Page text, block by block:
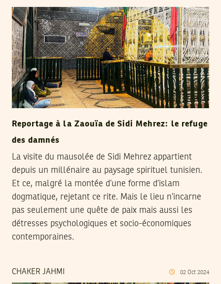
Reportage à la Zaouïa de Sidi Mehrez: le refuge
des damnés
La visite du mausolée de Sidi Mehrez appartient
depuis un millénaire au paysage spirituel tunisien.
Et ce, malgré la montée d’une forme d’islam
dogmatique, rejetant ce rite. Mais le lieu n’incarne
pas seulement une quête de paix mais aussi les
détresses psychologiques et socio-économiques
contemporaines.
CHAKER JAHMI 02 Oct 2024